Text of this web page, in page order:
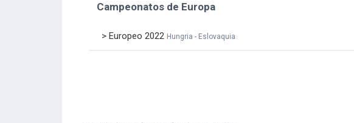
Campeonatos de Europa
> Europeo 2022 Hungria - Eslovaquia